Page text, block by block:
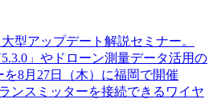
大型アップデート解説セミナー。
」やドローン測量データ活用の
を8月27日（木）に福岡で開催
ンスミッターを接続できるワイヤ